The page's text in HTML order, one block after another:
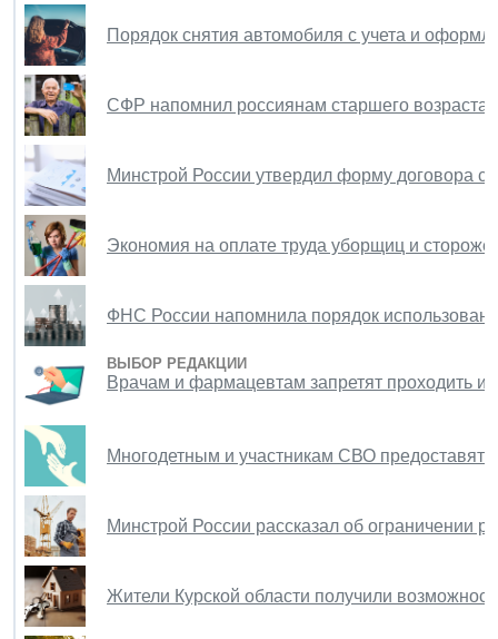
Порядок снятия автомобиля с учета и
СФР напомнил россиянам старшего возраста
Минстрой России утвердил форму договора
Экономия на оплате труда уборщиц и
ФНС России напомнила порядок
ВЫБОР РЕДАКЦИИ
Врачам и фармацевтам запретят проходить
Многодетным и участникам СВО предоставят
Минстрой России рассказал об ограничении
Жители Курской области получили